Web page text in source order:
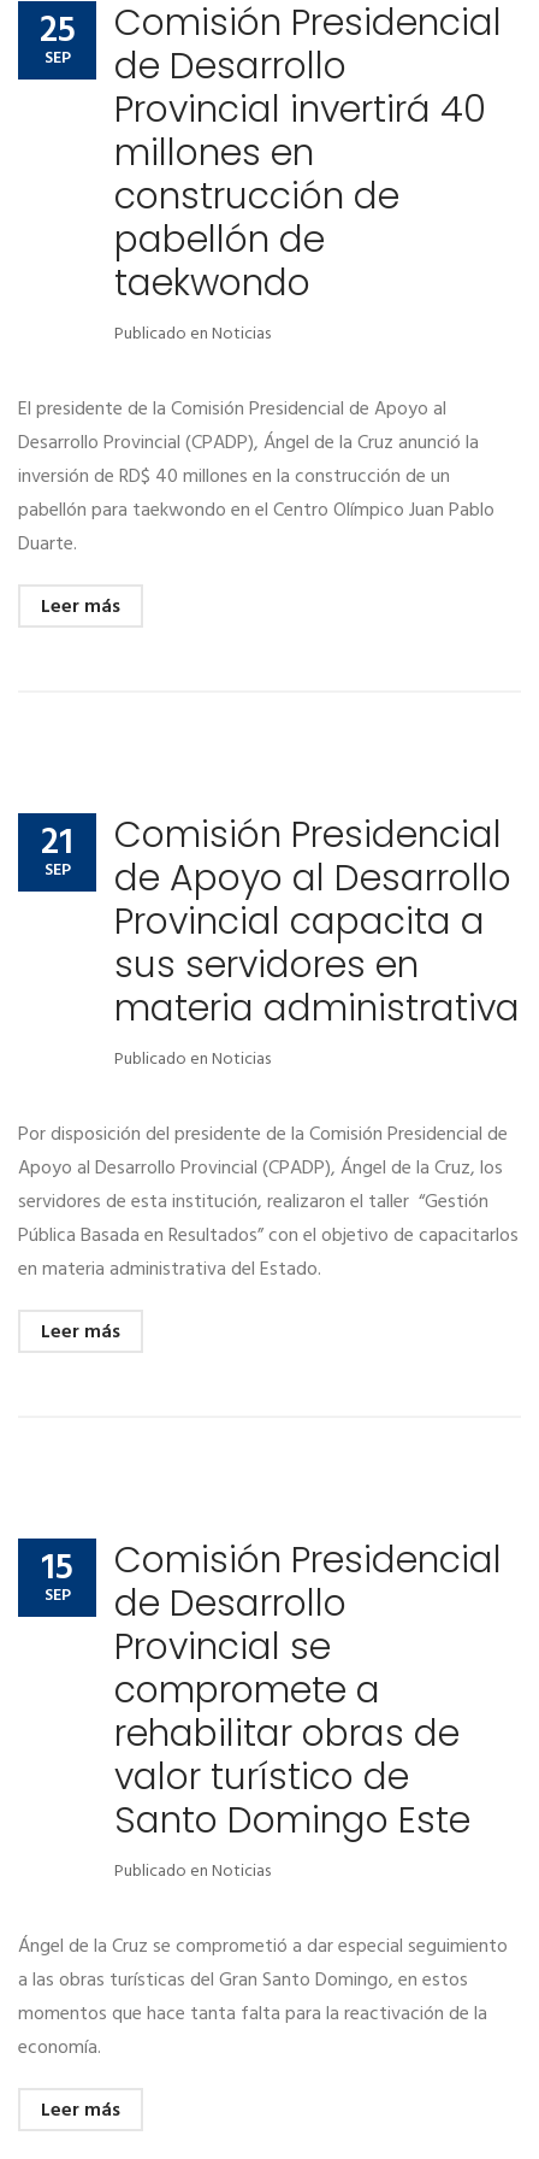
Noticias
Comunidad de ayuda
Comunidad de ayuda
Contactos
25
SEP
Comisión Presidencial
de Desarrollo
Provincial invertirá 40
millones en
construcción de
pabellón de
taekwondo
Publicado enNoticias
El presidente de la Comisión Presidencial de Apoyo al
Desarrollo Provincial (CPADP), Ángel de la Cruz anunció la
inversión de RD$ 40 millones en la construcción de un
pabellón para taekwondo en el Centro Olímpico Juan Pablo
Duarte.
Leer más
21
SEP
Comisión Presidencial
de Apoyo al Desarrollo
Provincial capacita a
sus servidores en
materia administrativa
Publicado enNoticias
Por disposición del presidente de la Comisión Presidencial de
Apoyo al Desarrollo Provincial (CPADP), Ángel de la Cruz, los
servidores de esta institución, realizaron el taller “Gestión
Pública Basada en Resultados” con el objetivo de capacitarlos
en materia administrativa del Estado.
Leer más
15
SEP
Comisión Presidencial
de Desarrollo
Provincial se
compromete a
rehabilitar obras de
valor turístico de
Santo Domingo Este
Publicado enNoticias
Ángel de la Cruz se comprometió a dar especial seguimiento
a las obras turísticas del Gran Santo Domingo, en estos
momentos que hace tanta falta para la reactivación de la
economía.
Leer más